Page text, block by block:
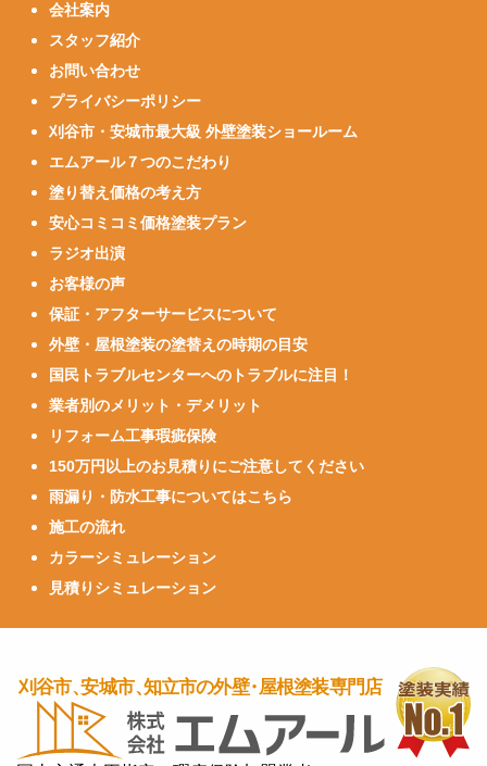
会社案内
スタッフ紹介
お問い合わせ
プライバシーポリシー
刈谷市・安城市最大級 外壁塗装ショールーム
エムアール７つのこだわり
塗り替え価格の考え方
安心コミコミ価格塗装プラン
ラジオ出演
お客様の声
保証・アフターサービスについて
外壁・屋根塗装の塗替えの時期の目安
国民トラブルセンターへのトラブルに注目！
業者別のメリット・デメリット
リフォーム工事瑕疵保険
150万円以上のお見積りにご注意してください
雨漏り・防水工事についてはこちら
施工の流れ
カラーシミュレーション
見積りシミュレーション